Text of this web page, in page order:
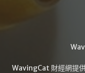
WavingCat 財經網提